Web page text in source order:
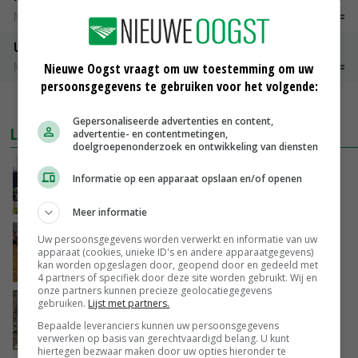
Noteringen
€ 26,00
Uien Middenmeer Geel 30-60% grof
Noteringen
€ 0,00~ € 0,00
LAATSTE NIEUWS
juni
Frans onderzoekcentrum bestrijkt hele
varkensvleesketen
GISTEREN, 15:29
Emmeloord noteert eerste zaaiuien op
maximaal 20 euro
GISTEREN, 14:59
Nieuwe Oogst vraagt om uw toestemming om uw
persoonsgegevens te gebruiken voor het volgende:
Gepersonaliseerde advertenties en content,
advertentie- en contentmetingen,
doelgroepenonderzoek en ontwikkeling van diensten
Informatie op een apparaat opslaan en/of openen
Meer informatie
Uw persoonsgegevens worden verwerkt en informatie van uw
apparaat (cookies, unieke ID's en andere apparaatgegevens)
kan worden opgeslagen door, geopend door en gedeeld met
4 partners of specifiek door deze site worden gebruikt. Wij en
onze partners kunnen precieze geolocatiegegevens
gebruiken. Lijst met partners.
Bepaalde leveranciers kunnen uw persoonsgegevens
verwerken op basis van gerechtvaardigd belang. U kunt
hiertegen bezwaar maken door uw opties hieronder te